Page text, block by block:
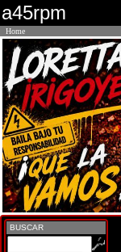
a45rpm
Home
BUSCAR